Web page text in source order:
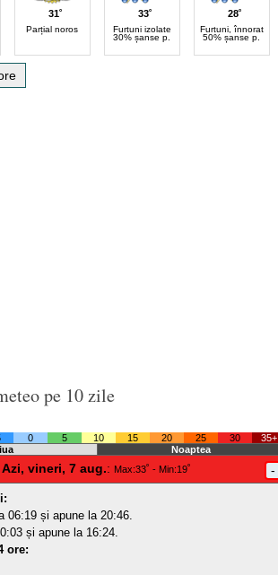
31˚
Parțial noros
33˚
Furtuni izolate
30% șanse p.
28˚
Furtuni, înnorat
50% șanse p.
pe 10 zile
0 5 10 15 20 25 30
35+
Noaptea
Azi, vineri, 7 aug.: Max:33˚ - Min:19˚ -
06:19 și apune la 20:46.
și apune la 16:24.
ore: